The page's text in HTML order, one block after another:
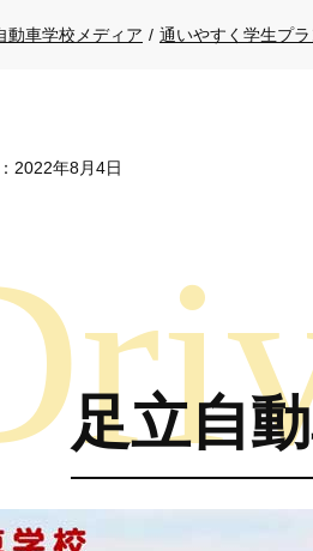
動車学校メディア / 通いやすく学生プ
2022年8月4日
足立自